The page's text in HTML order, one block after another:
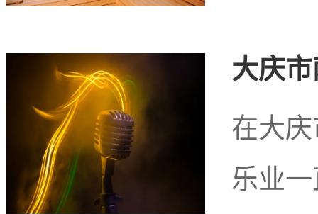
大庆
在大
乐业